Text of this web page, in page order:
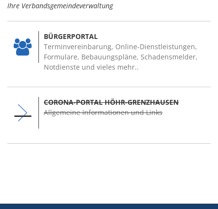
Ihre Verbandsgemeindeverwaltung
BÜRGERPORTAL
Terminvereinbarung, Online-Dienstleistungen,
Formulare, Bebauungspläne, Schadensmelder,
Notdienste und vieles mehr..
CORONA-PORTAL HÖHR-GRENZHAUSEN
Allgemeine Informationen und Links